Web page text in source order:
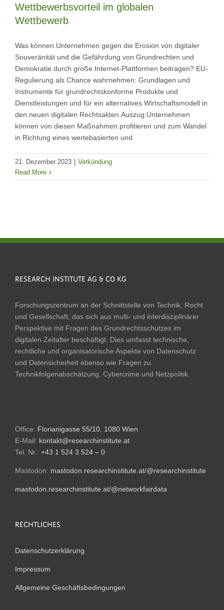
Wettbewerbsvorteil im globalen
Wettbewerb
Was können Unternehmen gegen die Erosion von digitaler
Souveränität und die Gefährdung von Grundrechten und
Demokratie durch große Internet-Plattformen beitragen? EU-
Regulierung als Chance wahrnehmen: Grundlagen und
Instrumente für grundrechtskonforme Produkte und
Dienstleistungen und für ein alternatives Wirtschaftsmodell in
den neuen digitalen Rechtsakten.Auszug:Unternehmen
können von diesen Maßnahmen profitieren und zum Wandel
in Richtung eines wertebasierten und
21. Dezember 2023
Verkündung
Read More
RESEARCH INSTITUTE AG & CO KG
Forschungszentrum an der Schnittstelle von Technik, Recht
und Gesellschaft, das sich aus multi- und interdisziplinärer
Perspektive mit Fragen des Grundrechtsschutzes im
digitalen Zeitalter beschäftigt. Dies umfasst technische,
rechtliche und organisatorische Aspekte von Datenschutz
und Datensicherheit ebenso wie Fragen zu
Technikfolgenabschätzung, Cybercrime und Netzpolitik.
Office: Florianigasse 55/10, 1080 Wien
E-Mail: kontakt@researchinstitute.at
Tel. Nr.: +43 1 524 3 524 – 0
Mastodon: mastodon.researchinstitute.at/@researchinstitute
mastodon.researchinstitute.at/@networkfairdata
RECHTLICHES
Datenschutzerklärung
Impressum
Allgemeine Geschäftsbedingungen